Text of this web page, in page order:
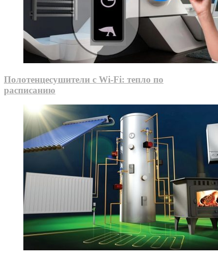
Полотенцесушители с Wi-Fi: тепло по
расписанию